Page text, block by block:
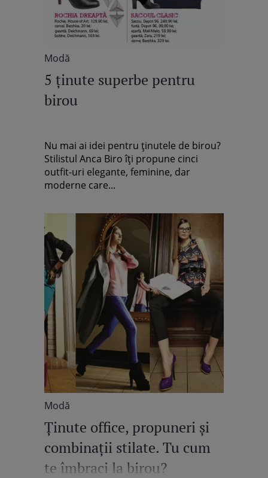
Modă
5 ţinute superbe pentru
birou
Nu mai ai idei pentru ţinutele de birou?
Stilistul Anca Biro îţi propune cinci
outfit-uri elegante, feminine, dar
moderne care...
Modă
Ţinute office, propuneri şi
combinaţii stilate. Tu cum
te îmbraci la birou?